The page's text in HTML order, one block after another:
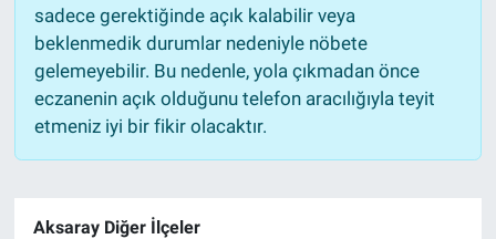
sadece gerektiğinde açık kalabilir veya
beklenmedik durumlar nedeniyle nöbete
gelemeyebilir. Bu nedenle, yola çıkmadan önce
eczanenin açık olduğunu telefon aracılığıyla teyit
etmeniz iyi bir fikir olacaktır.
Aksaray Diğer İlçeler